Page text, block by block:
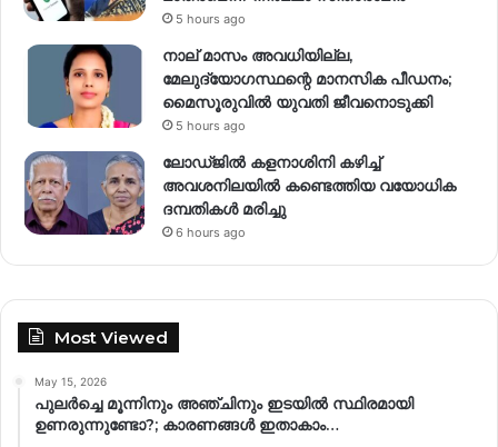
5 hours ago
നാല് മാസം അവധിയില്ല,
മേലുദ്യോഗസ്ഥന്റെ മാനസിക പീഡനം;
മൈസൂരുവിൽ യുവതി ജീവനൊടുക്കി
5 hours ago
ലോഡ്ജിൽ കളനാശിനി കഴിച്ച്
അവശനിലയിൽ കണ്ടെത്തിയ വയോധിക
ദമ്പതികൾ മരിച്ചു
6 hours ago
Most Viewed
May 15, 2026
പുലർച്ചെ മൂന്നിനും അഞ്ചിനും ഇടയിൽ സ്ഥിരമായി
ഉണരുന്നുണ്ടോ?; കാരണങ്ങള്‍ ഇതാകാം…